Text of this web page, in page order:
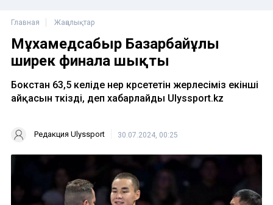
Главная Жаңалықтар
Мұхамедсабыр Базарбайұлы
ширек финалға шықты
Бокстан 63,5 келіде өнер көрсететін жерлесіміз екінші
айқасын өткізді, деп хабарлайды Ulyssport.kz
Редакция Ulyssport 30.07.2024, 00:25